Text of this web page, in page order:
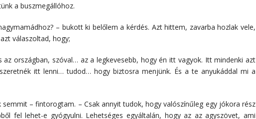
a buszmegállóhoz.
– bukott ki belőlem a kérdés. Azt hittem, zavarba hozlak vele,
válaszoltad, hogy;
az országban, szóval… az a legkevesebb, hogy én itt vagyok. Itt mindenki azt
itt lenni… tudod… hogy biztosra menjünk. És a te anyukáddal mi a
– fintorogtam. – Csak annyit tudok, hogy valószínűleg egy jókora rész
fel lehet-e gyógyulni. Lehetséges egyáltalán, hogy az az agyszövet, ami